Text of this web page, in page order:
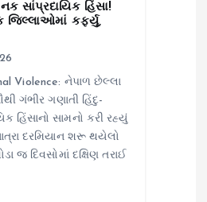
સાંપ્રદાયિક હિંસા!
જિલ્લાઓમાં કર્ફ્યુ,
Violence: નેપાળ છેલ્લા
ગંભીર ગણાતી હિંદુ-
હિંસાનો સામનો કરી રહ્યું
દરમિયાન શરૂ થયેલો
જ દિવસોમાં દક્ષિણ તરાઈ